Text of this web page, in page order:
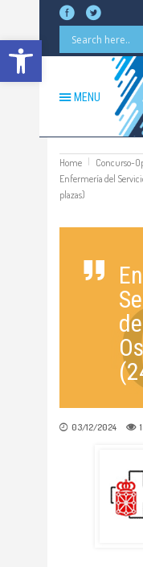
Abrir barra de herramientas
MENU
Home
Concurso-
Enfermería del
plazas)
03/12/2024